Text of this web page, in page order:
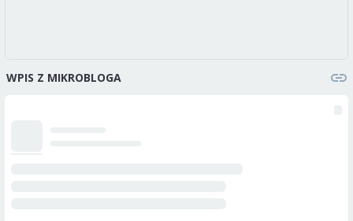
WPIS Z MIKROBLOGA